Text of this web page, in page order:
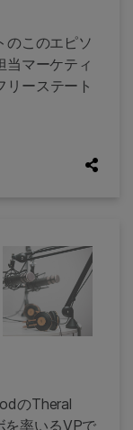
のこのエピソ
当マーケティ
リーステート
のTheral
を率いるVPで